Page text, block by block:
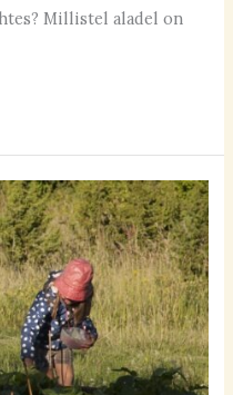
Millistel aladel on